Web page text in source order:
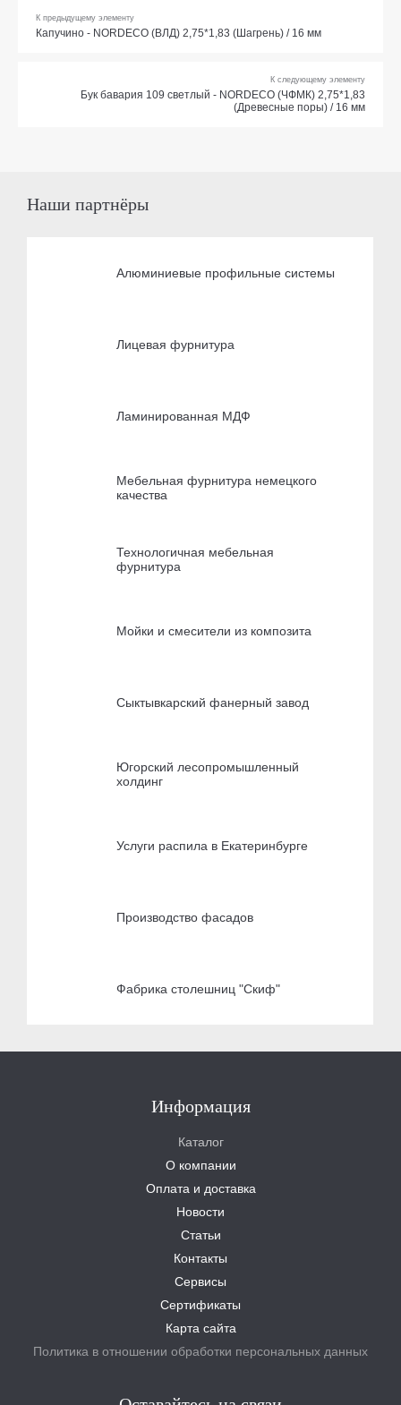
К предыдущему элементу
Капучино - NORDECO (ВЛД) 2,75*1,83 (Шагрень) / 16 мм
К следующему элементу
Бук бавария 109 светлый - NORDECO (ЧФМК) 2,75*1,83
(Древесные поры) / 16 мм
Наши партнёры
Алюминиевые профильные системы
Лицевая фурнитура
Ламинированная МДФ
Мебельная фурнитура немецкого
качества
Технологичная мебельная
фурнитура
Мойки и смесители из композита
Сыктывкарский фанерный завод
Югорский лесопромышленный
холдинг
Услуги распила в Екатеринбурге
Производство фасадов
Фабрика столешниц "Скиф"
Информация
Каталог
О компании
Оплата и доставка
Новости
Статьи
Контакты
Сервисы
Сертификаты
Карта сайта
Политика в отношении обработки персональных данных